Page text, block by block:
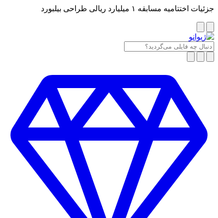
جزئیات اختتامیه مسابقه ۱ میلیارد ریالی طراحی بیلبورد